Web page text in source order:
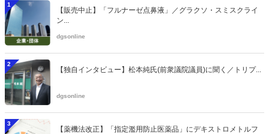
1
【販売中止】「フルナーゼ点鼻液」／グラクソ・スミスクライ
ン...
dgsonline
2
【独自インタビュー】松本純氏(前衆議院議員)に聞く／トリプ...
dgsonline
3
【薬機法改正】「指定濫用防止医薬品」にデキストロメトルフ